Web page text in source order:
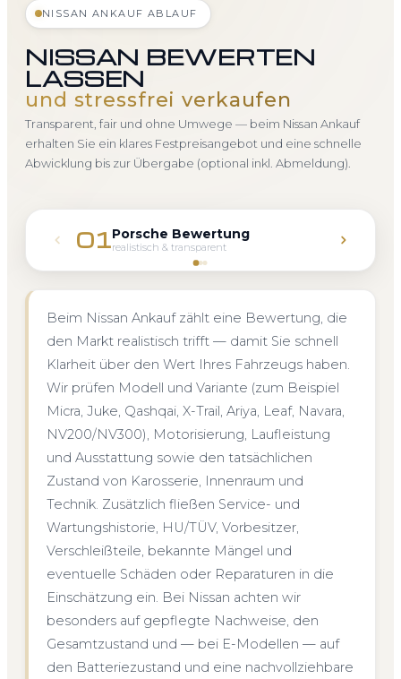
NISSAN ANKAUF ABLAUF
NISSAN BEWERTEN
LASSEN
und stressfrei verkaufen
Transparent, fair und ohne Umwege — beim Nissan Ankauf
erhalten Sie ein klares Festpreisangebot und eine schnelle
Abwicklung bis zur Übergabe (optional inkl. Abmeldung).
01Porsche Bewertung
realistisch & transparent
Beim Nissan Ankauf zählt eine Bewertung, die
den Markt realistisch trifft — damit Sie schnell
Klarheit über den Wert Ihres Fahrzeugs haben.
Wir prüfen Modell und Variante (zum Beispiel
Micra, Juke, Qashqai, X-Trail, Ariya, Leaf, Navara,
NV200/NV300), Motorisierung, Laufleistung
und Ausstattung sowie den tatsächlichen
Zustand von Karosserie, Innenraum und
Technik. Zusätzlich fließen Service- und
Wartungshistorie, HU/TÜV, Vorbesitzer,
Verschleißteile, bekannte Mängel und
eventuelle Schäden oder Reparaturen in die
Einschätzung ein. Bei Nissan achten wir
besonders auf gepflegte Nachweise, den
Gesamtzustand und — bei E-Modellen — auf
den Batteriezustand und eine nachvollziehbare